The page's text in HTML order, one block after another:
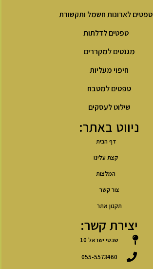
טפטים לארונות חשמל ותקשורת
טפטים לדלתות
מגנטים למקררים
חיפוי מעליות
טפטים למטבח
שילוט לעסקים
ניווט באתר:
דף הבית
קצת עלינו
המלצות
צור קשר
תקנון אתר
יצירת קשר:
שבטי ישראל 10
055-5573460